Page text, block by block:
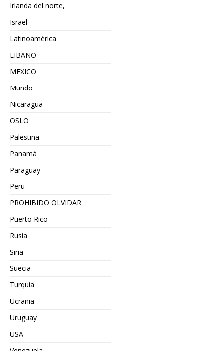
Irlanda del norte,
Israel
Latinoamérica
LIBANO
MEXICO
Mundo
Nicaragua
OSLO
Palestina
Panamá
Paraguay
Peru
PROHIBIDO OLVIDAR
Puerto Rico
Rusia
Siria
Suecia
Turquia
Ucrania
Uruguay
USA